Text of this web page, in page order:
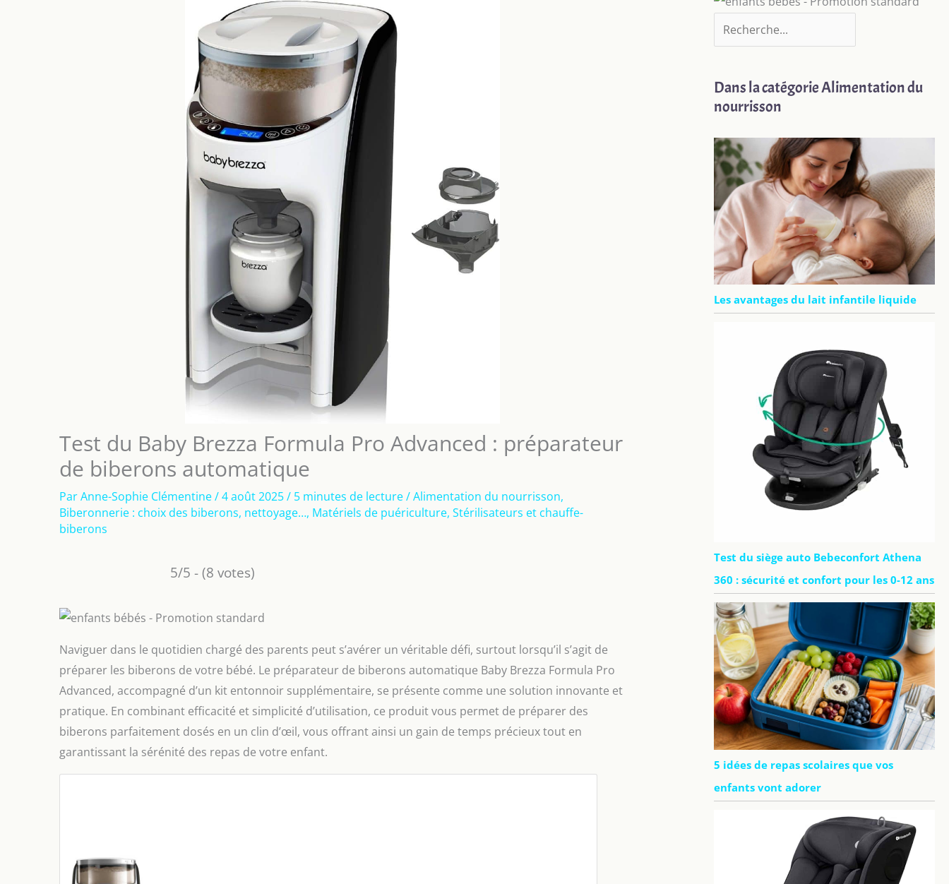
Test du Baby Brezza Formula Pro Advanced : préparateur
de biberons automatique
ParAnne-Sophie Clémentine/4 août 2025/ 5 minutes de lecture/Alimentation du nourrisson,
Biberonnerie : choix des biberons, nettoyage…, Matériels de puériculture, Stérilisateurs et chauffe-
biberons
5/5 - (8 votes)
Naviguer dans le quotidien chargé des parents peut s’avérer un véritable défi, surtout lorsqu’il s’agit de
préparer les biberons de votre bébé. Le préparateur de biberons automatique Baby Brezza Formula Pro
Advanced, accompagné d’un kit entonnoir supplémentaire, se présente comme une solution innovante et
pratique. En combinant efficacité et simplicité d’utilisation, ce produit vous permet de préparer des
biberons parfaitement dosés en un clin d’œil, vous offrant ainsi un gain de temps précieux tout en
garantissant la sérénité des repas de votre enfant.
Dans la catégorie Alimentation du
nourrisson
Les avantages du lait infantile liquide
Test du siège auto Bebeconfort Athena
360 : sécurité et confort pour les 0-12 ans
5 idées de repas scolaires que vos
enfants vont adorer